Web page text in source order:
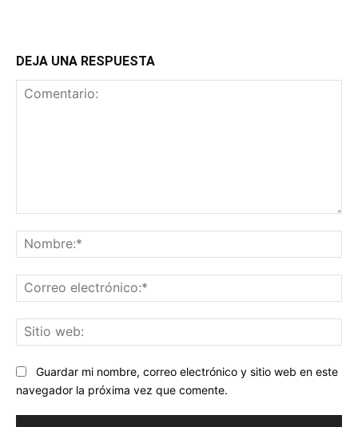
DEJA UNA RESPUESTA
Guardar mi nombre, correo electrónico y sitio web en este
navegador la próxima vez que comente.